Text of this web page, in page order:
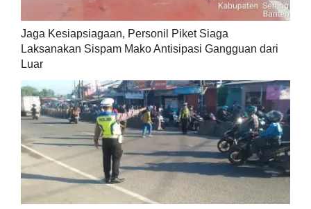
Jaga Kesiapsiagaan, Personil Piket Siaga
Laksanakan Sispam Mako Antisipasi Gangguan dari
Luar